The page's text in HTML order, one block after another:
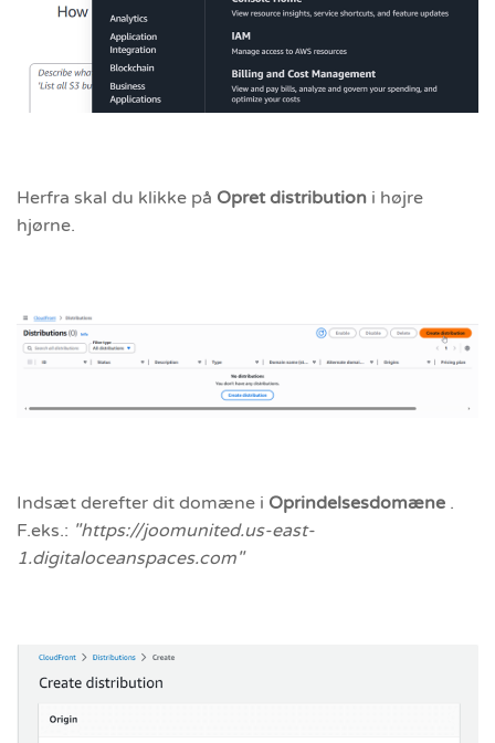
Herfra skal du klikke på Opret distribution i højre
hjørne.
Indsæt derefter dit domæne i Oprindelsesdomæne .
F.eks.: "https://joomunited.us-east-
1.digitaloceanspaces.com"